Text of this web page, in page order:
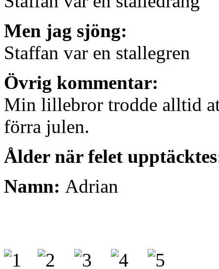
Men jag sjöng:
Staffan var en stallegren
Övrig kommentar:
Min lillebror trodde alltid
förra julen.
Ålder när felet
Namn: Adrian